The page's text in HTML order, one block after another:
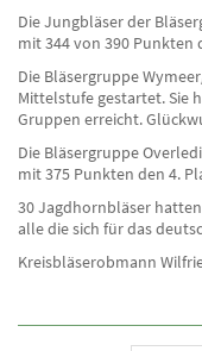
Die Jungbläser der
mit 344 von 390 Punkten
Die Bläsergruppe
Mittelstufe gestartet. Sie
Gruppen erreicht.
Die Bläsergruppe
mit 375 Punkten den 4.
30 Jagdhornbläser
alle die sich für das
Kreisbläserobmann